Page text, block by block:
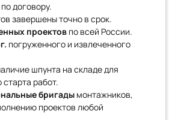
договору.
завершены точно в срок.
проектов по всей России.
погруженного и извлеченного
шпунта на складе для
работ.
бригады монтажников,
проектов любой